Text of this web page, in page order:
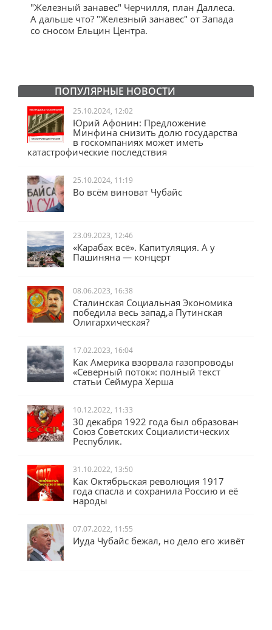
"Железный занавес" Черчилля, план Даллеса.
А дальше что? "Железный занавес" от Запада
со сносом Ельцин Центра.
ПОПУЛЯРНЫЕ НОВОСТИ
25.10.2024, 12:02
Юрий Афонин: Предложение
Минфина снизить долю государства
в госкомпаниях может иметь
катастрофические последствия
25.10.2024, 11:19
Во всём виноват Чубайс
23.09.2023, 12:46
«Карабах всё». Капитуляция. А у
Пашиняна — концерт
08.06.2023, 16:38
Сталинская Социальная Экономика
победила весь запад,а Путинская
Олигархическая?
17.02.2023, 16:04
Как Америка взорвала газопроводы
«Северный поток»: полный текст
статьи Сеймура Херша
10.12.2022, 11:33
30 декабря 1922 года был образован
Союз Советских Социалистических
Республик.
31.10.2022, 13:50
Как Октябрьская революция 1917
года спасла и сохранила Россию и её
народы
07.07.2022, 11:55
Иуда Чубайс бежал, но дело его живёт